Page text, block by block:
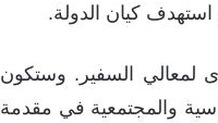
استهدف كيان الدولة.
لمعالي السفير. وستكون
والمجتمعية في مقدمة